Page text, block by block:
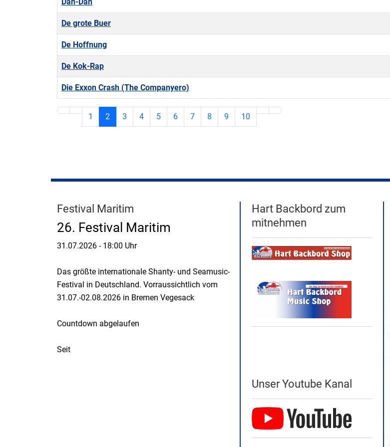
De grote Buer
De Hoffnung
De Kok-Rap
Die Exxon Crash (The Companyero)
1 2 3 4 5 6 7 8 9 10
Festival Maritim
26. Festival Maritim
31.07.2026 - 18:00 Uhr
Das größte internationale Shanty- und Seamusic-
Festival in Deutschland. Vorraussichtlich vom
31.07.-02.08.2026 in Bremen Vegesack
Countdown abgelaufen
Seit
Hart Backbord zum
mitnehmen
Unser Youtube Kanal